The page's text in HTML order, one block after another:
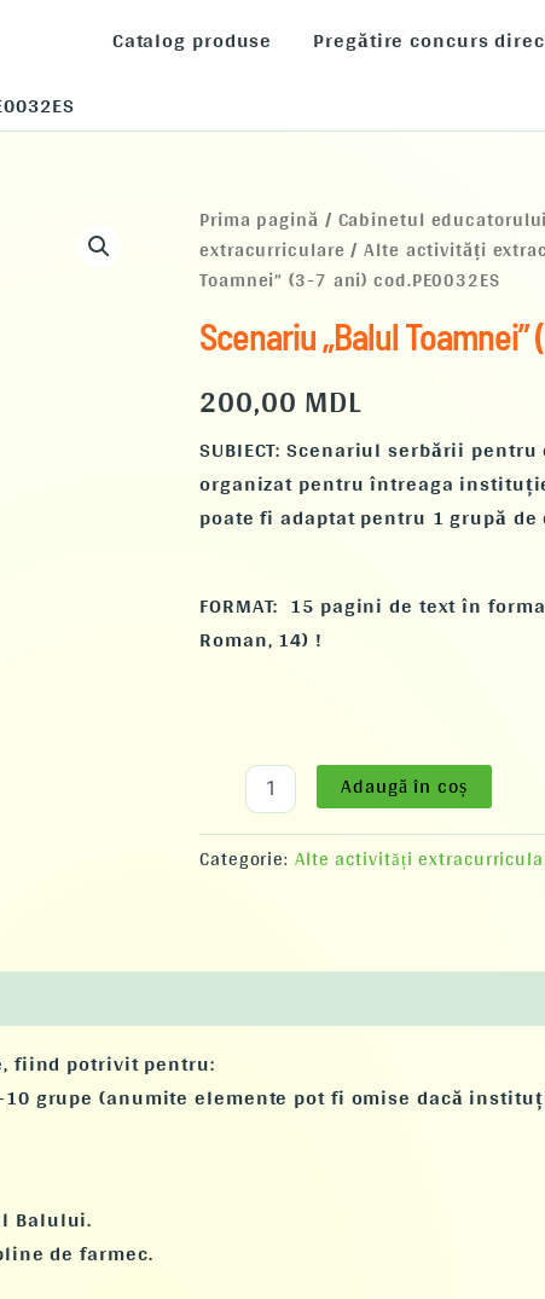
Catalog produse Pregătire concurs
Prima pagină / Cabinetul educatorului
extracurriculare/Alte activități
Toamnei” (3-7 ani) cod.PE0032ES
Scenariu „Balul Toamnei”
200,00MDL
SUBIECT: Scenariul serbării
organizat pentru întreaga
poate fi adaptat pentru 1 grupă
FORMAT: 15 pagini de text în
Roman, 14) !
Cantitate
Scenariu
„Balul
Toamnei”
7
ani)
Adaugă în coș
Categorie: Alte activități
, fiind potrivit pentru:
grupe (anumite elemente pot fi omise dacă
Balului.
de farmec.